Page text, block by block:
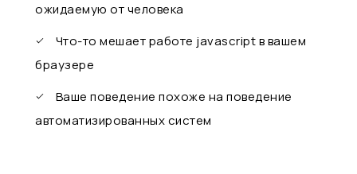
ожидаемую от человека
Что-то мешает работе javascript в вашем
браузере
Ваше поведение похоже на поведение
автоматизированных систем